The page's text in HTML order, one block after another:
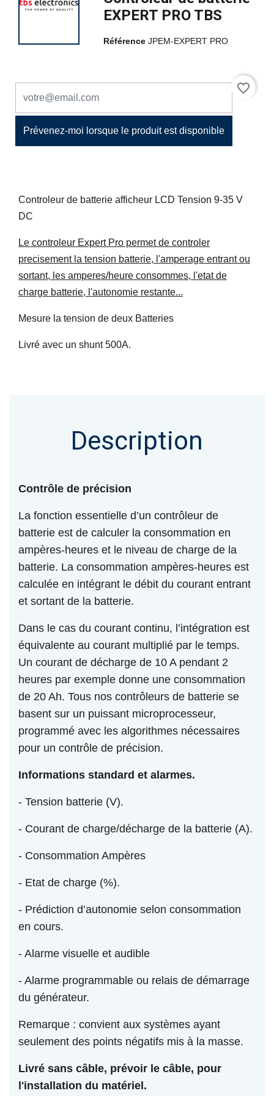
EXPERT PRO TBS
RéférenceJPEM-EXPERT PRO
Prévenez-moi lorsque le produit est disponible
favorite_border
Controleur de batterie afficheur LCD Tension 9-35 V
DC
Le controleur Expert Pro permet de controler
precisement la tension batterie, l'amperage entrant ou
sortant, les amperes/heure consommes, l'etat de
charge batterie, l'autonomie restante...
Mesure la tension de deux Batteries
Livré avec un shunt 500A.
Description
Contrôle de précision
La fonction essentielle d’un contrôleur de
batterie est de calculer la consommation en
ampères-heures et le niveau de charge de la
batterie. La consommation ampères-heures est
calculée en intégrant le débit du courant entrant
et sortant de la batterie.
Dans le cas du courant continu, l’intégration est
équivalente au courant multiplié par le temps.
Un courant de décharge de 10 A pendant 2
heures par exemple donne une consommation
de 20 Ah. Tous nos contrôleurs de batterie se
basent sur un puissant microprocesseur,
programmé avec les algorithmes nécessaires
pour un contrôle de précision.
Informations standard et alarmes.
- Tension batterie (V).
- Courant de charge/décharge de la batterie (A).
- Consommation Ampères
- Etat de charge (%).
- Prédiction d’autonomie selon consommation
en cours.
- Alarme visuelle et audible
- Alarme programmable ou relais de démarrage
du générateur.
Remarque : convient aux systèmes ayant
seulement des points négatifs mis à la masse.
Livré sans câble, prévoir le câble, pour
l'installation du matériel.